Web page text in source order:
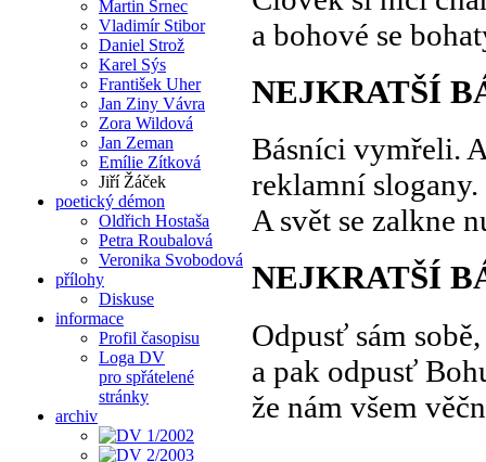
Martin Srnec
Vladimír Stibor
Daniel Strož
Karel Sýs
František Uher
Jan Ziny Vávra
Zora Wildová
Jan Zeman
Emílie Zítková
Jiří Žáček
poetický démon
Oldřich Hostaša
Petra Roubalová
Veronika Svobodová
přílohy
Diskuse
informace
Profil časopisu
Loga DV
pro spřátelené
stránky
archiv
a bohové se
NEJKRATŠÍ
Básníci vymřeli.
reklamní slogany.
A svět se zalkne
NEJKRATŠÍ
Odpusť sám sobě,
a pak odpusť
že nám všem